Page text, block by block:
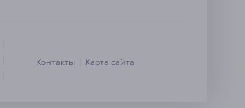
Контакты Карта сайта